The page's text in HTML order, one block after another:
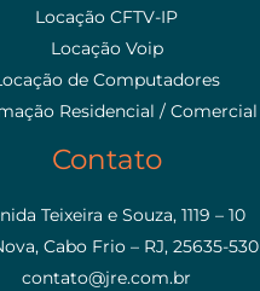
Locação CFTV-IP
Locação Voip
de Computadores
Residencial / Comercial
Contato
Teixeira e Souza, 1119 – 10
Cabo Frio – RJ, 25635-530
contato@jre.com.br